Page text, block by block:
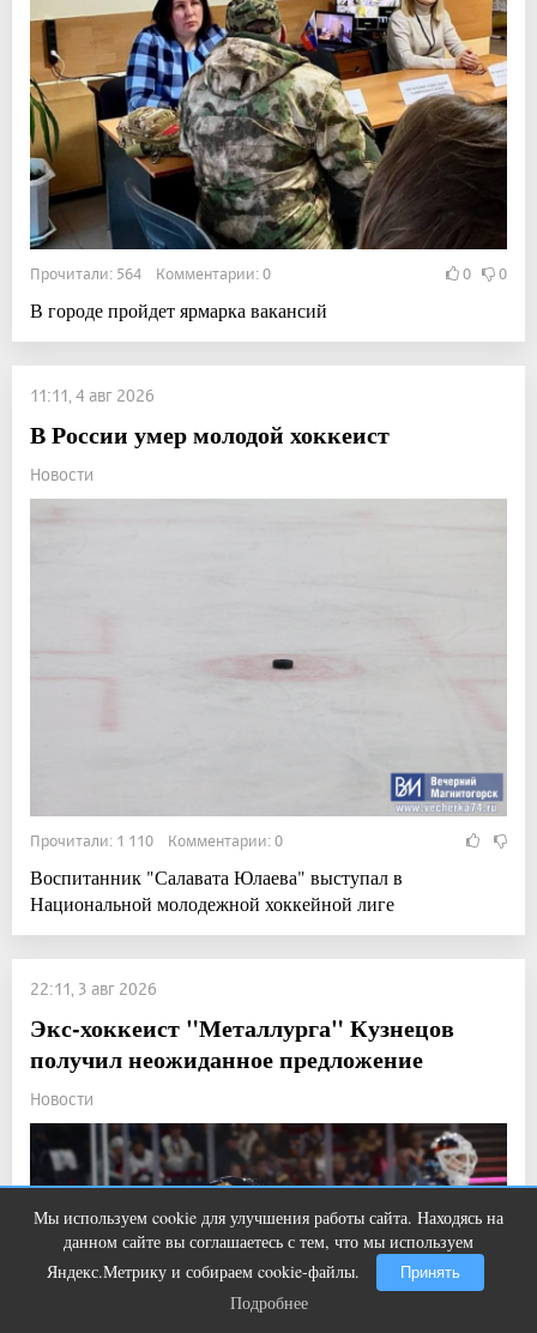
Прочитали: 564 Комментарии: 0 0 0
В городе пройдет ярмарка вакансий
11:11, 4 авг 2026
В России умер молодой хоккеист
Новости
Прочитали: 1 110 Комментарии: 0
Воспитанник "Салавата Юлаева" выступал в
Национальной молодежной хоккейной лиге
22:11, 3 авг 2026
Экс-хоккеист "Металлурга" Кузнецов
получил неожиданное предложение
Новости
Мы используем cookie для улучшения работы сайта. Находясь на
данном сайте вы соглашаетесь с тем, что мы используем
Яндекс.Метрику и собираем cookie-файлы.
Принять
Подробнее
Этот танец невесты оставит вас без
слов! Пересмотрела 10 раз
Подробнее